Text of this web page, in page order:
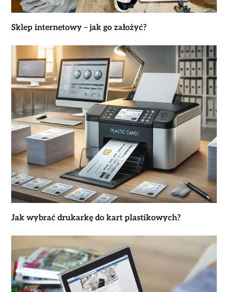
Sklep internetowy – jak go założyć?
Jak wybrać drukarkę do kart plastikowych?